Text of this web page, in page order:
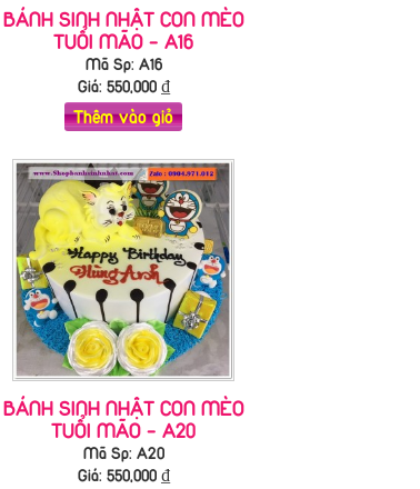
BÁNH SINH NHẬT CON MÈO
TUỔI MÃO - A16
Mã Sp: A16
Giá: 550,000₫
Thêm vào giỏ
BÁNH SINH NHẬT CON MÈO
TUỔI MÃO - A20
Mã Sp: A20
Giá: 550,000₫